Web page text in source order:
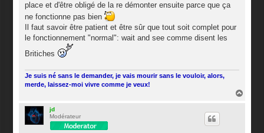
a
g
e
place et d'être obligé de la re démonter ensuite parce que ça
ne fonctionne pas bien
Il faut savoir être patient et être sûr que tout soit complet pour
le fonctionnement "normal": wait and see comme disent les
Britiches
Je suis né sans le demander, je vais mourir sans le vouloir, alors,
merde, laissez-moi vivre comme je veux!
jd
Modérateur